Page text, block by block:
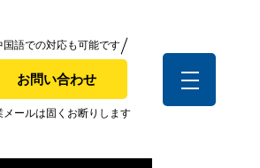
国語での対応も可能です
お問い合わせ
メールは固くお断りします
可能です
わせ